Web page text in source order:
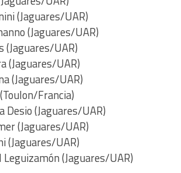
(Jaguares/UAR)
(Jaguares/UAR)
(Jaguares/UAR)
(Jaguares/UAR)
(Jaguares/UAR)
Francia)
Desio (Jaguares/UAR)
(Jaguares/UAR)
(Jaguares/UAR)
(Jaguares/UAR)